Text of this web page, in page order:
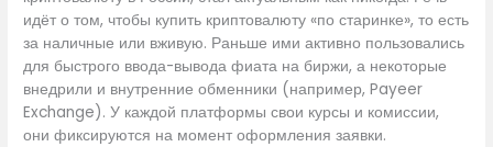
идёт о том, чтобы купить криптовалюту «по старинке», то есть
за наличные или вживую. Раньше ими активно пользовались
для быстрого ввода-вывода фиата на биржи, а некоторые
внедрили и внутренние обменники (например, Payeer
Exchange). У каждой платформы свои курсы и комиссии,
они фиксируются на момент оформления заявки.